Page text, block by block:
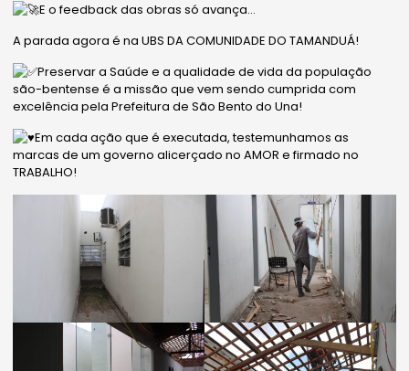
E o feedback das obras só avança…
A parada agora é na UBS DA COMUNIDADE DO TAMANDUÁ!
Preservar a Saúde e a qualidade de vida da população
são-bentense é a missão que vem sendo cumprida com
excelência pela Prefeitura de São Bento do Una!
Em cada ação que é executada, testemunhamos as
marcas de um governo alicerçado no AMOR e firmado no
TRABALHO!